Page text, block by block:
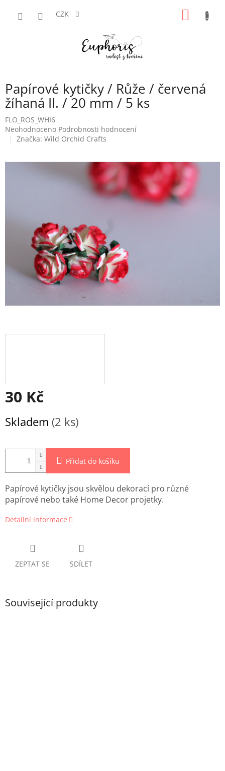
CZK
Papírové kytičky / Růže / červená
žíhaná II. / 20 mm / 5 ks
FLO_ROS_WHI6
Průměrné
hodnocení
Neohodnoceno Podrobnosti hodnocení
Značka: Wild Orchid Crafts
30 Kč
cena:
Skladem (2 ks)
Přidat do košíku
Papírové kytičky jsou skvělou dekorací pro různé
papírové nebo také Home Decor projetky.
Detailní informace
ZEPTAT SE SDÍLET
Související produkty